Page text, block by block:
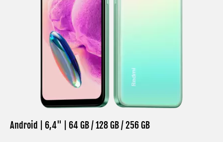
Android | 6,4" | 64 GB / 128 GB / 256 GB